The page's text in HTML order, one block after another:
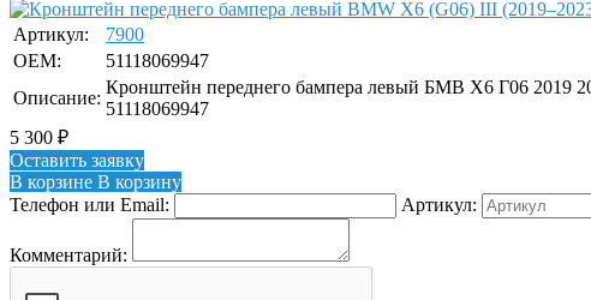
Артикул:
7900
OEM:
51118069947
Описание:
Кронштейн переднего бампера левый БМВ Х6 Г06 2019
51118069947
5 300 ₽
Оставить заявку
В корзине В корзину
Телефон или Email:
Артикул:
Комментарий: